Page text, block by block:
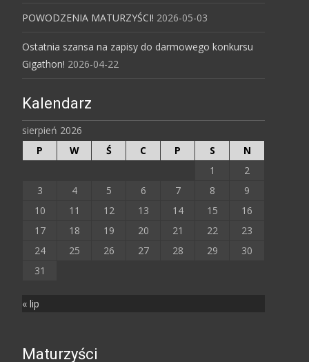
POWODZENIA MATURZYŚCI! 2026-05-03
Ostatnia szansa na zapisy do darmowego konkursu
Gigathon! 2026-04-22
Kalendarz
sierpień 2026
P
W Ś C P S
N
1
2
3
4 5 6 7 8
9
10
11 12 13 14 15
16
17
18 19 20 21 22
23
24
25 26 27 28 29
30
31
« lip
Maturzyści